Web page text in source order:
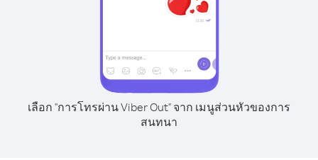
เลือก "การโทรผ่าน Viber Out" จาก เมนูส่วนหัวของการ
สนทนา